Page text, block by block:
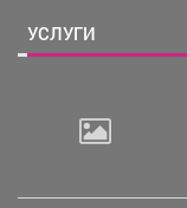
УСЛУГИ